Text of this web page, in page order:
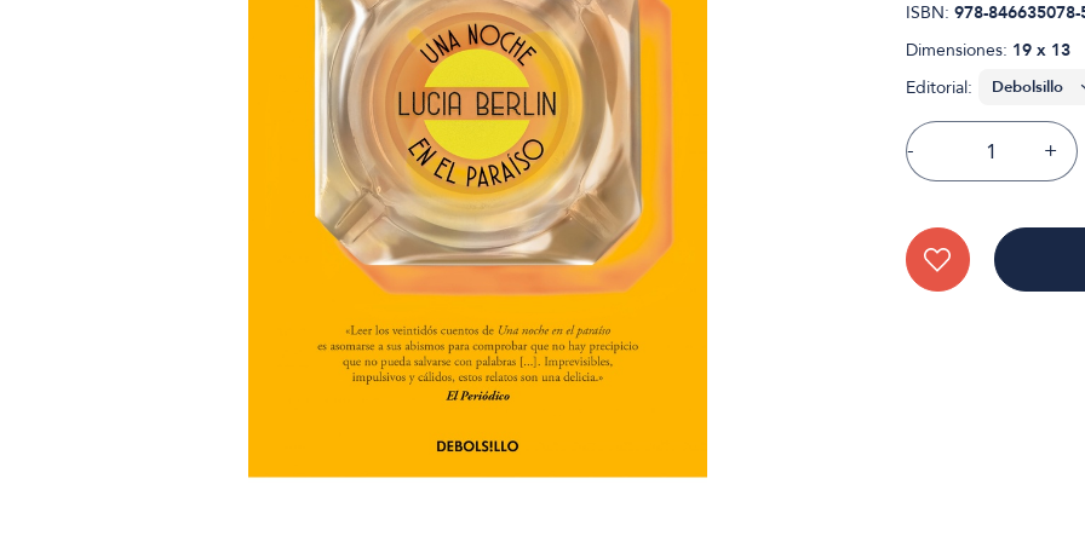
ISBN: 978-846635078-
Dimensiones: 19 x 13
Editorial:
- +